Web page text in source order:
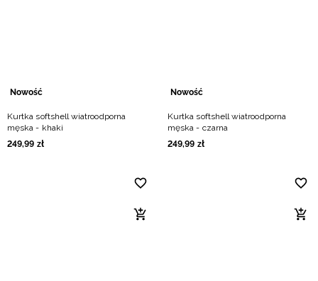
Nowość
Kurtka softshell wiatroodporna
męska - khaki
249,99 zł
Nowość
Kurtka softshell wiatroodporna
męska - czarna
249,99 zł